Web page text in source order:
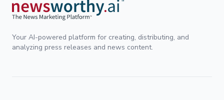
Your AI-powered platform for creating, distributing, and
analyzing press releases and news content.